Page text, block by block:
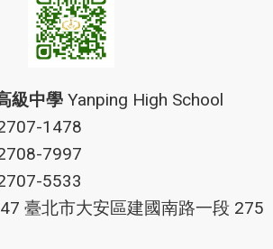
級中學 Yanping High School
1478
7997
5533
臺北市大安區建國南路一段 275